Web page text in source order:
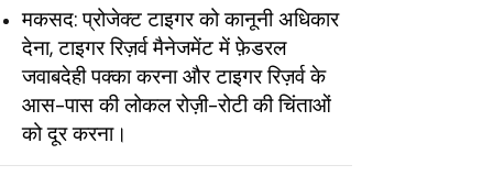
मकसद: प्रोजेक्ट टाइगर को कानूनी अधिकार
देना, टाइगर रिज़र्व मैनेजमेंट में फ़ेडरल
जवाबदेही पक्का करना और टाइगर रिज़र्व के
आस-पास की लोकल रोज़ी-रोटी की चिंताओं
को दूर करना।